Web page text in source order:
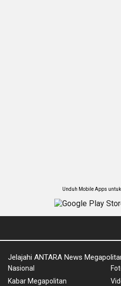
Unduh Mobile Apps
Jelajahi ANTARA News
Nasional
Kabar Megapolitan